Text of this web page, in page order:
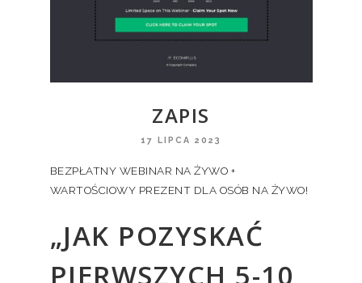
ZAPIS
17 LIPCA 2023
BEZPŁATNY WEBINAR NA ŻYWO +
WARTOŚCIOWY PREZENT DLA OSÓB NA ŻYWO!
„JAK POZYSKAĆ
PIERWSZYCH 5-10